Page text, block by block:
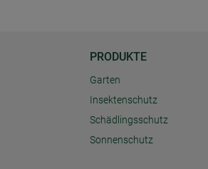
PRODUKTE
Garten
Insektenschutz
Schädlingsschutz
Sonnenschutz